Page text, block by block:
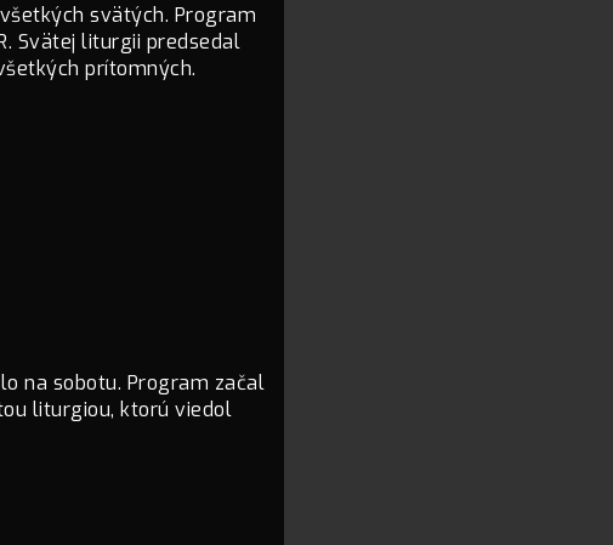
svätých. Program
Svätej liturgii predsedal
prítomných.
na sobotu. Program začal
liturgiou, ktorú viedol